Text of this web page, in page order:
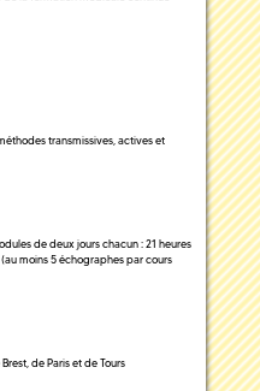
transmissives, actives et
de deux jours chacun : 21 heures
moins 5 échographes par cours
de Paris et de Tours